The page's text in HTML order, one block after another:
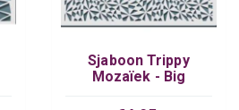
Sjaboon Trippy
Mozaïek - Big